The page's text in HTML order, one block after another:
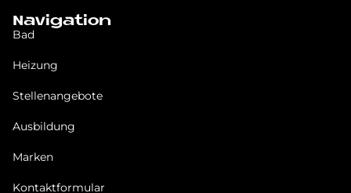
Navigation
Bad
Heizung
Stellenangebote
Ausbildung
Marken
Kontaktformular